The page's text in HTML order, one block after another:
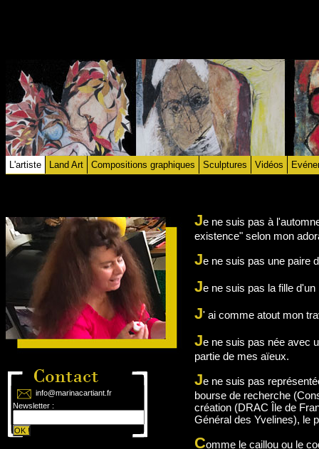
L'artiste Land Art Compositions graphiques Sculptures Vidéos
info@marinacartiant.fr
Newsletter :
Je ne suis pas à
existence" selon mon
Je ne suis pas une paire
Je ne suis pas la fille
J' ai comme atout mon
Je ne suis pas née avec
partie de mes aïeux.
Je ne suis pas
bourse de recherche
création (DRAC Île de
Général des Yvelines), le
Comme le caillou ou le